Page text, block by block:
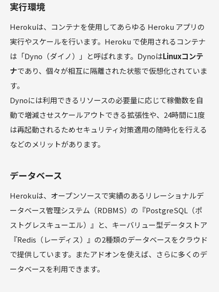
実行環境
Herokuは、コンテナを使用してあらゆる Heroku アプリの
実行やスケールを行います。Heroku で使用されるコンテナ
は「Dyno（ダイノ）」と呼ばれます。DynoはLinuxコンテ
ナであり、個々が相互に隔離された状態で仮想化されていま
す。
Dynoには利用できるリソースの必要量に応じて稼働数を自
動で増減させスケールアウトできる拡張性や、24時間に1度
は再起動されるためセキュリティ対策適用の随時化を行える
などのメリットがあります。
データベース
Herokuは、オープンソースで実績のあるリレーショナルデ
ータベース管理システム（RDBMS）の『PostgreSQL（ポ
ストグレスキューエル）』と、キーバリュー型データストア
『Redis（レーディス）』の2種類のデータベースをクラウド
で提供しています。またアドオンを使えば、さらに多くのデ
ータベースを利用できます。